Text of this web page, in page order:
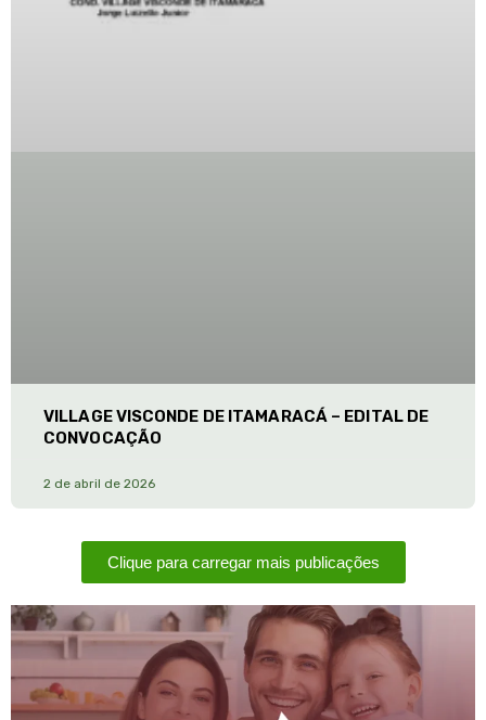
VILLAGE VISCONDE DE ITAMARACÁ – EDITAL DE
CONVOCAÇÃO
2 de abril de 2026
Clique para carregar mais publicações